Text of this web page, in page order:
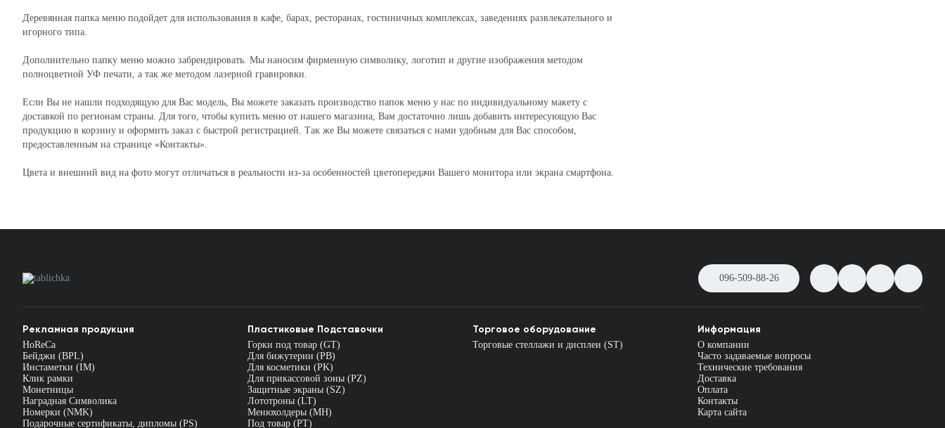
Деревянная папка меню подойдет для использования в кафе, барах, ресторанах, гостиничных комплексах, заведениях развлекательного и
игорного типа.
Дополнительно папку меню можно забрендировать. Мы наносим фирменную символику, логотип и другие изображения методом
полноцветной УФ печати, а так же методом лазерной гравировки.
Если Вы не нашли подходящую для Вас модель, Вы можете заказать производство папок меню у нас по индивидуальному макету с
доставкой по регионам страны. Для того, чтобы купить меню от нашего магазина, Вам достаточно лишь добавить интересующую Вас
продукцию в корзину и оформить заказ с быстрой регистрацией. Так же Вы можете связаться с нами удобным для Вас способом,
предоставленным на странице «Контакты».
Цвета и внешний вид на фото могут отличаться в реальности из-за особенностей цветопередачи Вашего монитора или экрана смартфона.
096-509-88-26
Рекламная продукция
HoReCa
Бейджи (BPL)
Инстаметки (IM)
Клик рамки
Монетницы
Наградная Символика
Номерки (NMK)
Подарочные сертификаты, дипломы (PS)
Пластиковые Подставочки
Горки под товар (GT)
Для бижутерии (PB)
Для косметики (PK)
Для прикассовой зоны (PZ)
Защитные экраны (SZ)
Лототроны (LT)
Менюхолдеры (MH)
Под товар (PT)
Торговое оборудование
Торговые стеллажи и дисплеи (ST)
Информация
О компании
Часто задаваемые вопросы
Технические требования
Доставка
Оплата
Контакты
Карта сайта